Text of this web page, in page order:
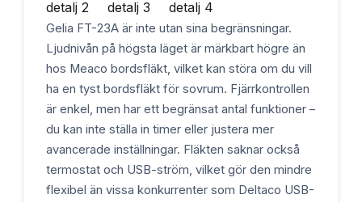
Gelia FT-23A är inte utan sina begränsningar.
Ljudnivån på högsta läget är märkbart högre än
hos Meaco bordsfläkt, vilket kan störa om du vill
ha en tyst bordsfläkt för sovrum. Fjärrkontrollen
är enkel, men har ett begränsat antal funktioner –
du kan inte ställa in timer eller justera mer
avancerade inställningar. Fläkten saknar också
termostat och USB-ström, vilket gör den mindre
flexibel än vissa konkurrenter som Deltaco USB-